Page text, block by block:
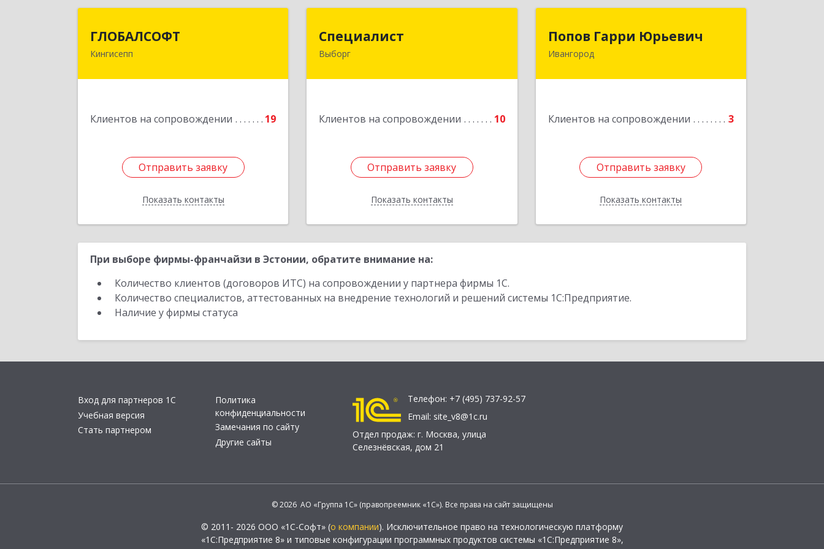
ГЛОБАЛСОФТ
Кингисепп
Клиентов на сопровождении 19
Отправить заявку
Показать контакты
Подробнее
Отправить заявку
Назад
Специалист
Выборг
Клиентов на сопровождении 10
Отправить заявку
Показать контакты
Подробнее
Отправить заявку
Назад
Попов Гарри Юрьевич
Ивангород
Клиентов на сопровождении 3
Отправить заявку
Показать контакты
Отправить заявку
Назад
При выборе фирмы-франчайзи в Эстонии, обратите внимание на:
Количество клиентов (договоров ИТС) на сопровождении у партнера фирмы 1С.
Количество специалистов, аттестованных на внедрение технологий и решений системы 1С:Предприятие.
Наличие у фирмы статуса
Вход для партнеров 1С
Учебная версия
Стать партнером
Политика
конфиденциальности
Замечания по сайту
Другие сайты
Телефон: +7 (495) 737-92-57
Email: site_v8@1c.ru
Отдел продаж: г. Москва, улица
Селезнёвская, дом 21
© 2026 АО «Группа 1С» (правопреемник «1С»). Все права на сайт защищены
© 2011- 2026 ООО «1С-Софт» (о компании). Исключительное право на технологическую платформу
«1С:Предприятие 8» и типовые конфигурации программных продуктов системы «1С:Предприятие 8»,